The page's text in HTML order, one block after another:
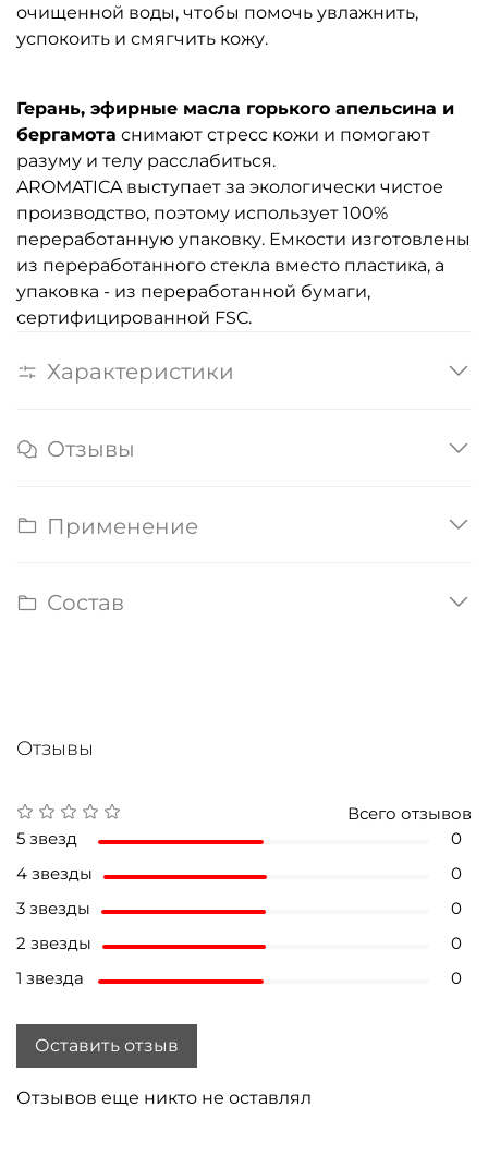
очищенной воды, чтобы помочь увлажнить,
успокоить и смягчить кожу.
Герань, эфирные масла горького апельсина и
бергамота снимают стресс кожи и помогают
разуму и телу расслабиться.
AROMATICA выступает за экологически чистое
производство, поэтому использует 100%
переработанную упаковку. Емкости изготовлены
из переработанного стекла вместо пластика, а
упаковка - из переработанной бумаги,
сертифицированной FSC.
Характеристики
Отзывы
Применение
Состав
Отзывы
Отзывов еще никто не оставлял
Всего отзывов
5 звезд
0
4 звезды
0
3 звезды
0
2 звезды
0
1 звезда
0
Оставить отзыв